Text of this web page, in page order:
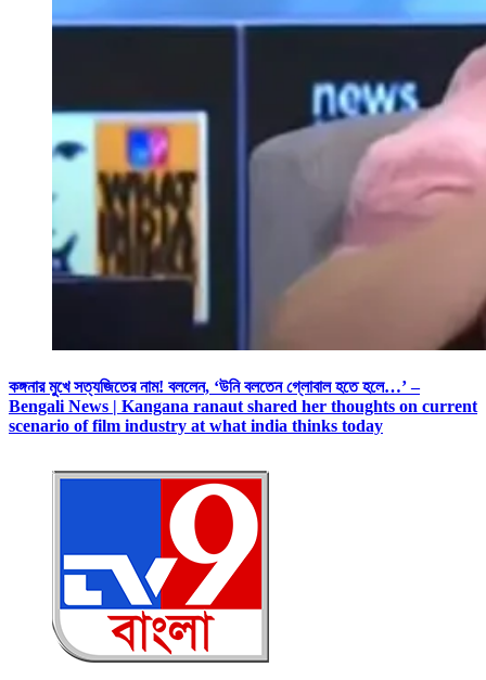
কঙ্গনার মুখে সত্যজিতের নাম! বললেন, ‘উনি বলতেন গ্লোবাল হতে হলে…’ –
Bengali News | Kangana ranaut shared her thoughts on current
scenario of film industry at what india thinks today